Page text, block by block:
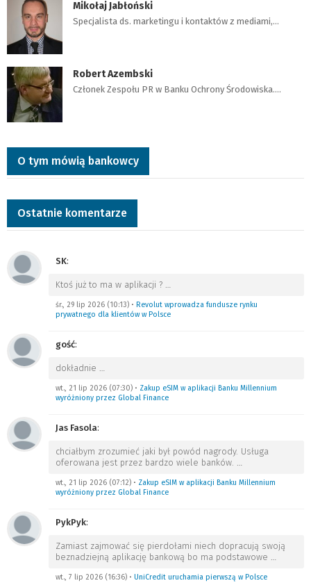
Mikołaj Jabłoński
Specjalista ds. marketingu i kontaktów z mediami,…
Robert Azembski
Członek Zespołu PR w Banku Ochrony Środowiska.…
O tym mówią bankowcy
Ostatnie komentarze
SK:
Ktoś już to ma w aplikacji ? …
śr., 29 lip 2026 (10:13) • Revolut wprowadza fundusze rynku
prywatnego dla klientów w Polsce
gość:
dokładnie …
wt., 21 lip 2026 (07:30) • Zakup eSIM w aplikacji Banku Millennium
wyróżniony przez Global Finance
Jas Fasola:
chciałbym zrozumieć jaki był powód nagrody. Usługa
oferowana jest przez bardzo wiele banków. …
wt., 21 lip 2026 (07:12) • Zakup eSIM w aplikacji Banku Millennium
wyróżniony przez Global Finance
PykPyk:
Zamiast zajmować się pierdołami niech dopracują swoją
beznadziejną aplikację bankową bo ma podstawowe …
wt., 7 lip 2026 (16:36) • UniCredit uruchamia pierwszą w Polsce